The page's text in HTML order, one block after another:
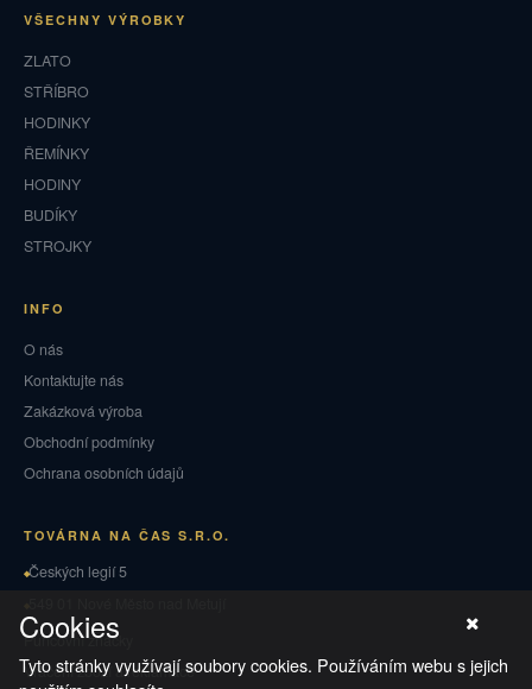
VŠECHNY VÝROBKY
ZLATO
STŘÍBRO
HODINKY
ŘEMÍNKY
HODINY
BUDÍKY
STROJKY
INFO
O nás
Kontaktujte nás
Zakázková výroba
Obchodní podmínky
Ochrana osobních údajů
TOVÁRNA NA ČAS S.R.O.
Českých legií 5
Puncovní značky
Vrácení zboží a reklamace
Cookies
Tyto stránky využívají soubory cookies. Používáním webu s jejich